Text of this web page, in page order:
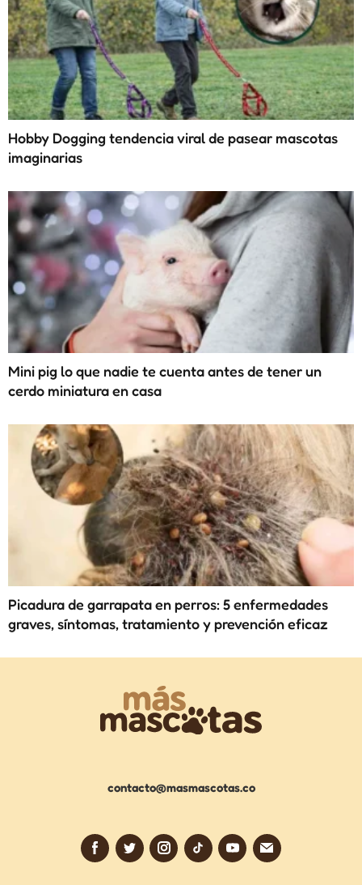
Hobby Dogging tendencia viral de pasear mascotas
imaginarias
Mini pig lo que nadie te cuenta antes de tener un
cerdo miniatura en casa
Picadura de garrapata en perros: 5 enfermedades
graves, síntomas, tratamiento y prevención eficaz
contacto@masmascotas.co